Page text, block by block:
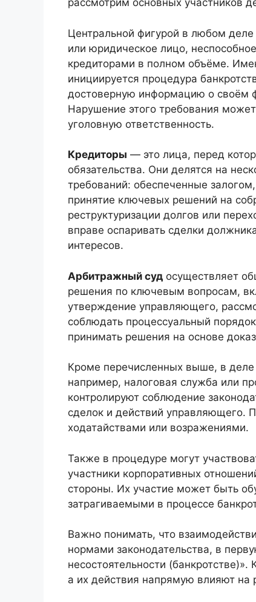
рассмотрим основных участников
Центральной фигурой в любом деле
или юридическое лицо,
кредиторами в полном объёме.
инициируется процедура
достоверную информацию о своём
Нарушение этого требования
уголовную ответственность.
Кредиторы — это лица, перед
обязательства. Они делятся на
требований: обеспеченные
принятие ключевых решений на
реструктуризации долгов или
вправе оспаривать сделки
интересов.
Арбитражный суд осуществляет
решения по ключевым вопросам,
утверждение управляющего,
соблюдать процессуальный
принимать решения на основе
Кроме перечисленных выше, в деле
например, налоговая служба или
контролируют соблюдение
сделок и действий управляющего.
ходатайствами или возражениями.
Также в процедуре могут
участники корпоративных
стороны. Их участие может быть
затрагиваемыми в процессе
Важно понимать, что
нормами законодательства, в
несостоятельности
а их действия напрямую влияют на